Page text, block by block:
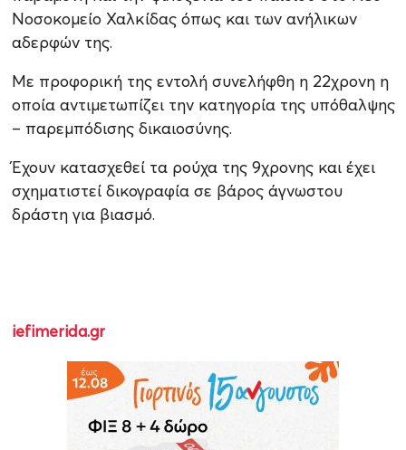
Νοσοκομείο Χαλκίδας όπως και των ανήλικων
αδερφών της.
Με προφορική της εντολή συνελήφθη η 22χρονη η
οποία αντιμετωπίζει την κατηγορία της υπόθαλψης
– παρεμπόδισης δικαιοσύνης.
Έχουν κατασχεθεί τα ρούχα της 9χρονης και έχει
σχηματιστεί δικογραφία σε βάρος άγνωστου
δράστη για βιασμό.
iefimerida.gr